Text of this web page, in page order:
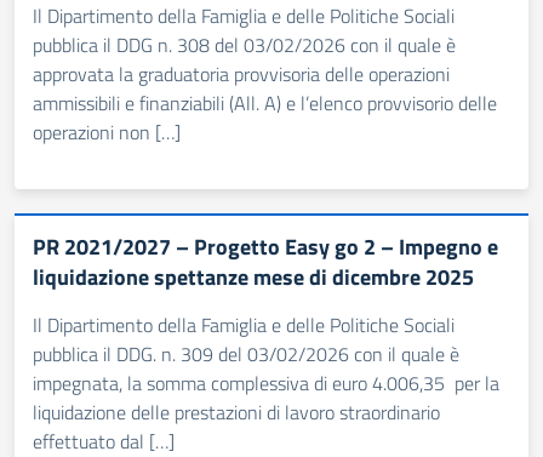
Il Dipartimento della Famiglia e delle Politiche Sociali
pubblica il DDG n. 308 del 03/02/2026 con il quale è
approvata la graduatoria provvisoria delle operazioni
ammissibili e finanziabili (All. A) e l’elenco provvisorio delle
operazioni non […]
PR 2021/2027 – Progetto Easy go 2 – Impegno e
liquidazione spettanze mese di dicembre 2025
Il Dipartimento della Famiglia e delle Politiche Sociali
pubblica il DDG. n. 309 del 03/02/2026 con il quale è
impegnata, la somma complessiva di euro 4.006,35 per la
liquidazione delle prestazioni di lavoro straordinario
effettuato dal […]